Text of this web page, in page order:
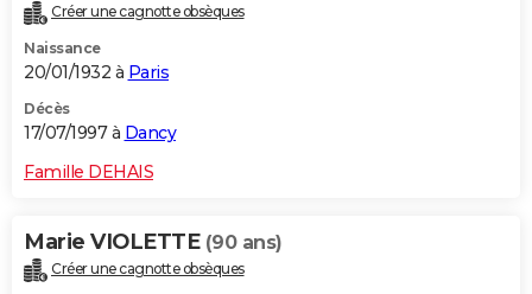
Créer une cagnotte obsèques
Naissance
20/01/1932 à Paris
Décès
17/07/1997 à Dancy
Famille DEHAIS
Marie VIOLETTE (90 ans)
Créer une cagnotte obsèques